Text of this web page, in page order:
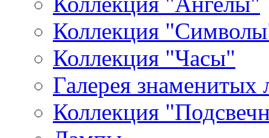
Коллекция
Коллекция "Часы"
Галерея знаменитых
Коллекция